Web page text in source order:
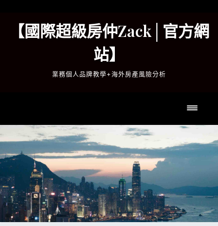
content【國際超級房仲Zack│官方網
站】
業務個人品牌教學+海外房產風險分析